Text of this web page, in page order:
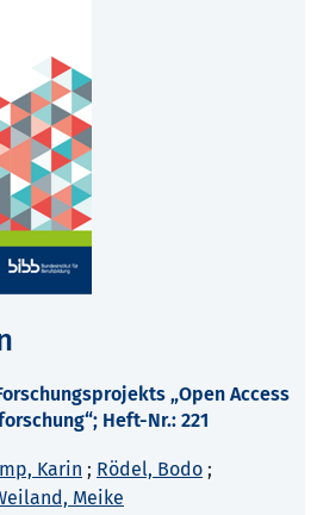
„Open Access
Heft-Nr.: 221
Karin ; Rödel, Bodo ;
Meike